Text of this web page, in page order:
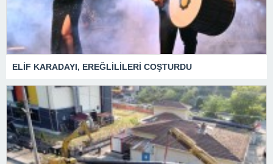
ELİF KARADAYI, EREĞLİLİLERİ COŞTURDU